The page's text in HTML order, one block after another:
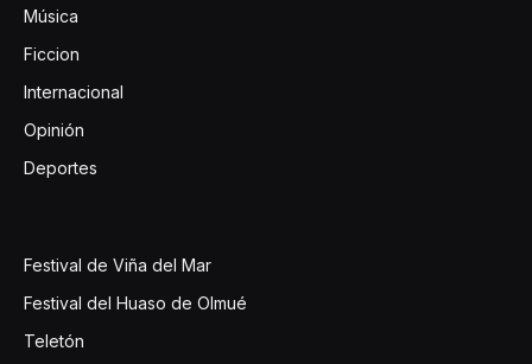
Música
Ficcion
Internacional
Opinión
Deportes
Festival de Viña del Mar
Festival del Huaso de Olmué
Teletón